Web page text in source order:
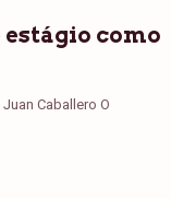
como
Caballero O